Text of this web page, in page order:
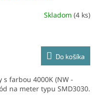
Skladom (4 ks)
Do košíka
s farbou 4000K (NW -
na meter typu SMD3030.